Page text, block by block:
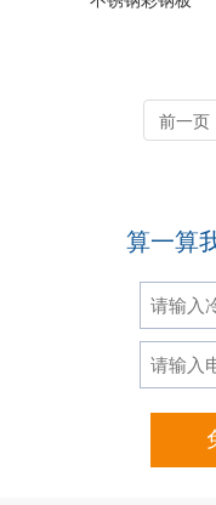
前一页
算一算